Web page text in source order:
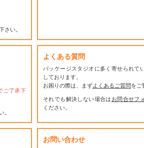
さい。
ご了承下
。
よくある質問
パッケージスタジオに多く寄せられて
しております。
お困りの際は、まずよくあるご質問をご
それでも解決しない場合は お問合せフ
ください。
お問い合わせ